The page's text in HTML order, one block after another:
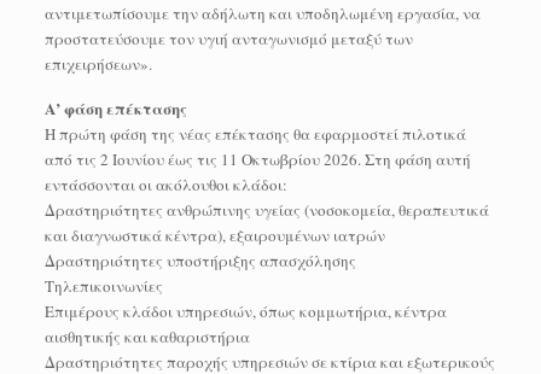
αντιμετωπίσουμε την αδήλωτη και υποδηλωμένη εργασία, να
προστατεύσουμε τον υγιή ανταγωνισμό μεταξύ των
επιχειρήσεων».
Α’ φάση επέκτασης
Η πρώτη φάση της νέας επέκτασης θα εφαρμοστεί πιλοτικά
από τις 2 Ιουνίου έως τις 11 Οκτωβρίου 2026. Στη φάση αυτή
εντάσσονται οι ακόλουθοι κλάδοι:
Δραστηριότητες ανθρώπινης υγείας (νοσοκομεία, θεραπευτικά
και διαγνωστικά κέντρα), εξαιρουμένων ιατρών
Δραστηριότητες υποστήριξης απασχόλησης
Τηλεπικοινωνίες
Επιμέρους κλάδοι υπηρεσιών, όπως κομμωτήρια, κέντρα
αισθητικής και καθαριστήρια
Δραστηριότητες παροχής υπηρεσιών σε κτίρια και εξωτερικούς